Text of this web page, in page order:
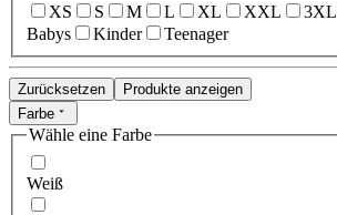
XS
S M L XL XXL 3XL
Babys
Kinder Teenager
Zurücksetzen
Produkte anzeigen
Farbe
Wähle eine Farbe
Weiß